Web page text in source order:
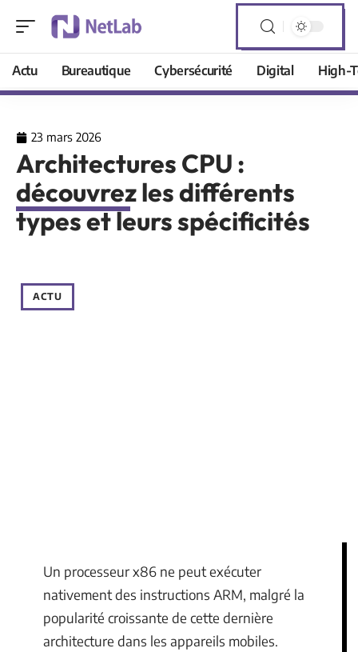
Actu Bureautique Cybersécurité Digital High-
23 mars 2026
Architectures CPU :
découvrez les différents
types et leurs spécificités
ACTU
Un processeur x86 ne peut exécuter
nativement des instructions ARM, malgré la
popularité croissante de cette dernière
architecture dans les appareils mobiles.